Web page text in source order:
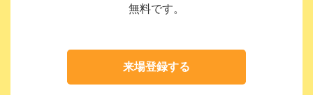
無料です。
来場登録する